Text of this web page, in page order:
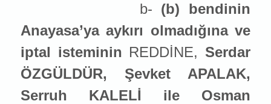
b- (b) bendinin
Anayasa’ya aykırı olmadığına ve
iptal isteminin REDDİNE, Serdar
ÖZGÜLDÜR, Şevket APALAK,
Serruh KALELİ ile Osman